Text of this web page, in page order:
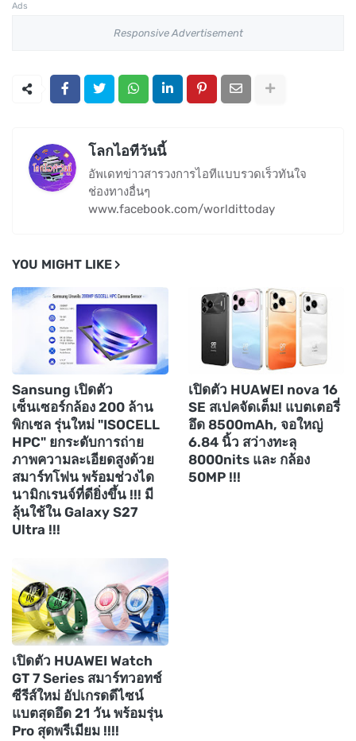
Ads
Responsive Advertisement
โลกไอทีวันนี้
อัพเดทข่าวสารวงการไอทีแบบรวดเร็วทันใจ
ช่องทางอื่นๆ
www.facebook.com/worldittoday
YOU MIGHT LIKE
Sansung เปิดตัว
เซ็นเซอร์กล้อง 200 ล้าน
พิกเซล รุ่นใหม่ "ISOCELL
HPC" ยกระดับการถ่าย
ภาพความละเอียดสูงด้วย
สมาร์ทโฟน พร้อมช่วงได
นามิกเรนจ์ที่ดียิ่งขึ้น !!! มี
ลุ้นใช้ใน Galaxy S27
Ultra !!!
เปิดตัว HUAWEI nova 16
SE สเปคจัดเต็ม! แบตเตอรี่
อึด 8500mAh, จอใหญ่
6.84 นิ้ว สว่างทะลุ
8000nits และ กล้อง
50MP !!!
เปิดตัว HUAWEI Watch
GT 7 Series สมาร์ทวอทช์
ซีรีส์ใหม่ อัปเกรดดีไซน์
แบตสุดอึด 21 วัน พร้อมรุ่น
Pro สุดพรีเมียม !!!!